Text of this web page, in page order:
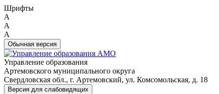
Шрифты
A
A
A
Обычная версия
Управление образования
Артемовского муниципального округа
Свердловская обл., г. Артемовский, ул. Комсомольская, д. 18
Версия для слабовидящих